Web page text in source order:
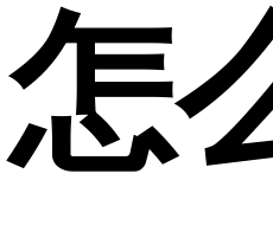
怎